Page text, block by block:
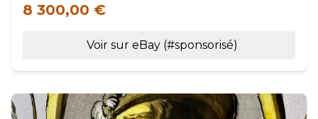
8 300,00 €
Voir sur eBay (#sponsorisé)